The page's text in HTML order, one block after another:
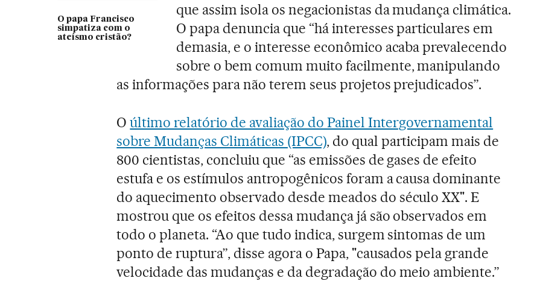
O papa Francisco
simpatiza com o
ateísmo cristão?
que assim isola os negacionistas da mudança climática.
O papa denuncia que “há interesses particulares em
demasia, e o interesse econômico acaba prevalecendo
sobre o bem comum muito facilmente, manipulando
as informações para não terem seus projetos prejudicados”.
Oúltimo relatório de avaliação do Painel Intergovernamental
sobre Mudanças Climáticas (IPCC), do qual participam mais de
800 cientistas, concluiu que “as emissões de gases de efeito
estufa e os estímulos antropogênicos foram a causa dominante
do aquecimento observado desde meados do século XX". E
mostrou que os efeitos dessa mudança já são observados em
todo o planeta. “Ao que tudo indica, surgem sintomas de um
ponto de ruptura”, disse agora o Papa, "causados pela grande
velocidade das mudanças e da degradação do meio ambiente.”